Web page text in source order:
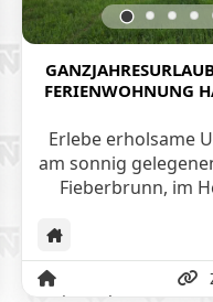
FERIENWOHNUNG
Erlebe erholsame
am sonnig
Fieberbrunn, im
Ferienwohnungen
ganze Jahr über